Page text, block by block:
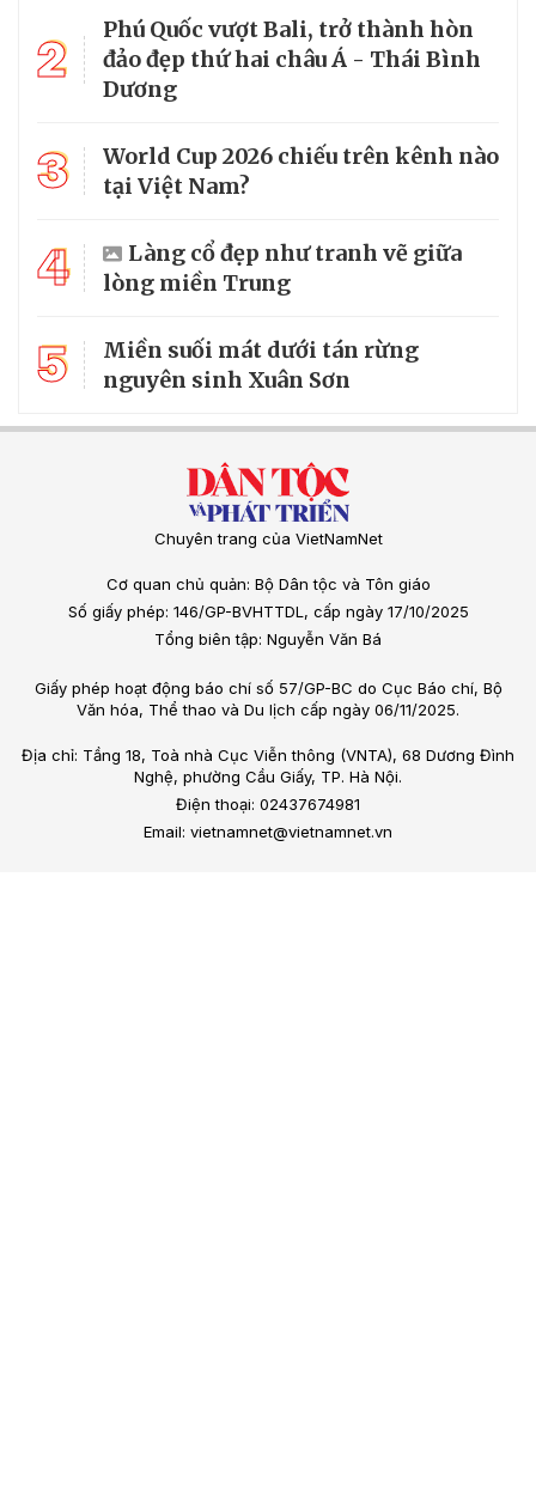
2
Phú Quốc vượt Bali, trở thành hòn
đảo đẹp thứ hai châu Á - Thái Bình
Dương
3
World Cup 2026 chiếu trên kênh nào
tại Việt Nam?
4
Làng cổ đẹp như tranh vẽ giữa
lòng miền Trung
5
Miền suối mát dưới tán rừng
nguyên sinh Xuân Sơn
Chuyên trang của VietNamNet
Cơ quan chủ quản: Bộ Dân tộc và Tôn giáo
Số giấy phép: 146/GP-BVHTTDL, cấp ngày 17/10/2025
Tổng biên tập: Nguyễn Văn Bá
Giấy phép hoạt động báo chí số 57/GP-BC do Cục Báo chí, Bộ
Văn hóa, Thể thao và Du lịch cấp ngày 06/11/2025.
Địa chỉ: Tầng 18, Toà nhà Cục Viễn thông (VNTA), 68 Dương Đình
Nghệ, phường Cầu Giấy, TP. Hà Nội.
Điện thoại: 02437674981
Email: vietnamnet@vietnamnet.vn